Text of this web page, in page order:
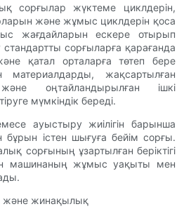
сорғылар жүктеме циклдерін,
және жұмыс циклдерін қоса
жағдайларын ескере отырып
сорғыларға қарағанда
қатал орталарға төтеп бере
материалдарды, жақсартылған
оңтайландырылған ішкі
мүмкіндік береді.
ауыстыру жиілігін барынша
бұрын істен шығуға бейім сорғы.
сорғының ұзартылған беріктігі
машинаның жұмыс уақыты мен
және жинақылық